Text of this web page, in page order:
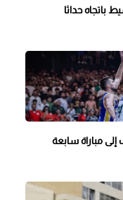
باتجاه حداثا
مباراة سابعة